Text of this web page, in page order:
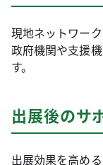
現地ネットワー
政府機関や支援
す。
出展後のサ
出展効果を高め